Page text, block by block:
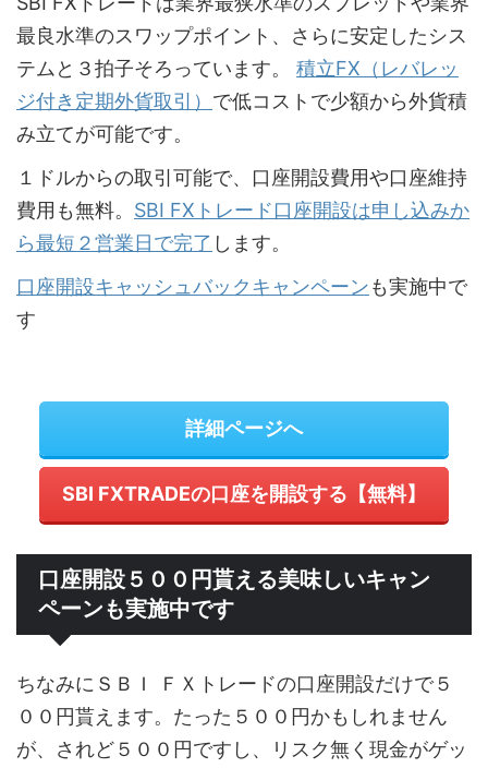
最良水準のスワップポイント、さらに安定したシス
テムと３拍子そろっています。 積立FX（レバレッ
ジ付き定期外貨取引） で低コストで少額から外貨積
み立てが可能です。
１ドルからの取引可能で、口座開設費用や口座維持
費用も無料。 SBI FXトレード口座開設は申し込みか
ら最短２営業日で完了 します。
口座開設キャッシュバックキャンペーンも実施中で
す
詳細ページへ
SBI FXTRADEの口座を開設する【無料】
口座開設５００円貰える美味しいキャン
ペーンも実施中です
ちなみにＳＢＩ ＦＸトレードの口座開設だけで５
００円貰えます。たった５００円かもしれません
が、されど５００円ですし、リスク無く現金がゲッ